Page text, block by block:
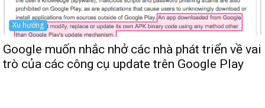
Xu hướng
Google muốn nhắc nhở các nhà phát triển về vai
trò của các công cụ update trên Google Play